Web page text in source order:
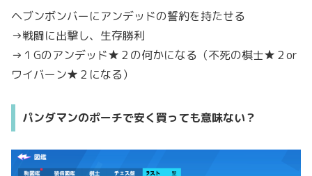
ヘブンボンバーにアンデッドの誓約を持たせる
→戦闘に出撃し、生存勝利
→１Gのアンデッド★２の何かになる（不死の棋士★２or
ワイバーン★２になる）
パンダマンのポーチで安く買っても意味ない？